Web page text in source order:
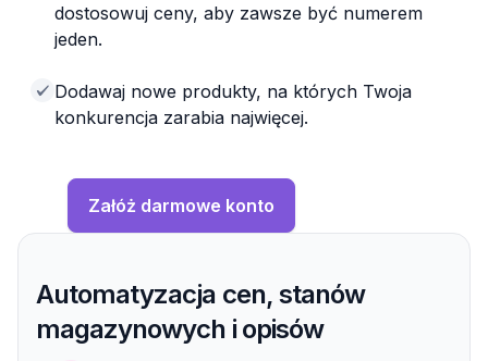
dostosowuj ceny, aby zawsze być numerem
jeden.
Dodawaj nowe produkty, na których Twoja
konkurencja zarabia najwięcej.
Załóż darmowe konto
Automatyzacja cen, stanów
magazynowych i opisów